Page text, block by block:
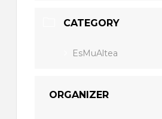
CATEGORY
EsMuAltea
ORGANIZER